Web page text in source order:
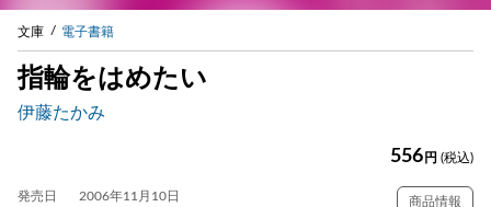
文庫 電子書籍
指輪をはめたい
伊藤たかみ
556 円 (税込)
発売日 2006年11月10日 商品情報